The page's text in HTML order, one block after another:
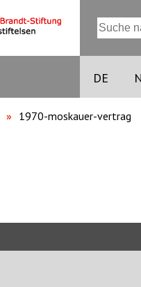
DE
1970-moskauer-vertrag